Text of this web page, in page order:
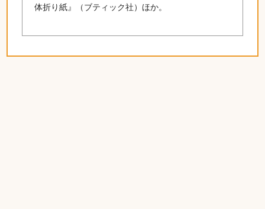
体折り紙』（ブティック社）ほか。